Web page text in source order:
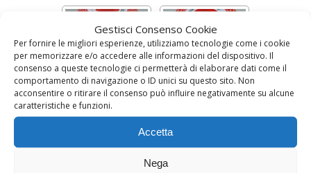
Gestisci Consenso Cookie
Per fornire le migliori esperienze, utilizziamo tecnologie come i cookie
per memorizzare e/o accedere alle informazioni del dispositivo. Il
consenso a queste tecnologie ci permetterà di elaborare dati come il
comportamento di navigazione o ID unici su questo sito. Non
acconsentire o ritirare il consenso può influire negativamente su alcune
caratteristiche e funzioni.
Accetta
Nega
MARMELLATA DI
ARANCE
Confezione da 330 g
FRUTTI DI BOSCO
Confezione da 330 g